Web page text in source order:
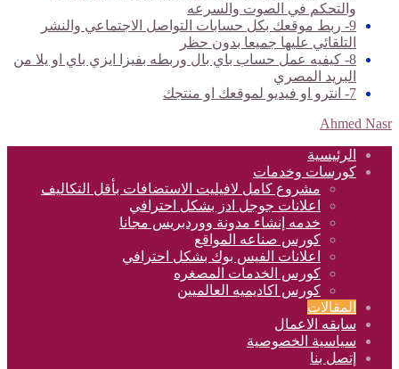
والتحكم في الصوت والسرعه
9- ربط موقعك بكل حسابات التواصل الاجتماعي والنشر
التلقائي عليها جميعا بدون حظر
8- كيفيه عمل حساب باي بال وربطه بفيزا ايزي باي او يلا من
البريد المصري
7- انترو او فيديو لموقعك او منتجك
Ahmed Nasr
الرئيسية
كورسات وخدمات
مشروع كامل لافيليت الاستضافات بأقل التكاليف
اعلانات جوجل ادز بشكل احترافي
خدمه إنشاء مدونة ووردبريس مجانا
كورس صناعه المواقع
اعلانات الفيس بوك بشكل احترافي
كورس الخدمات المصغره
كورس اكاديميه العالميين
المقالات
سابقه الاعمال
سياسية الخصوصية
إتصل بنا